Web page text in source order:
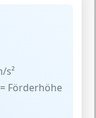
s²
Förderhöhe